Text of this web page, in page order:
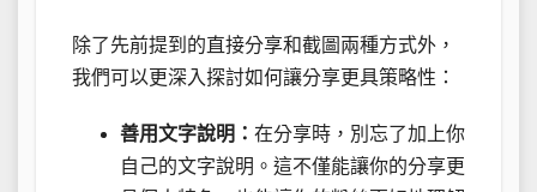
除了先前提到的直接分享和截圖兩種方式外，
我們可以更深入探討如何讓分享更具策略性：
善用文字說明： 在分享時，別忘了加上你
自己的文字說明。這不僅能讓你的分享更